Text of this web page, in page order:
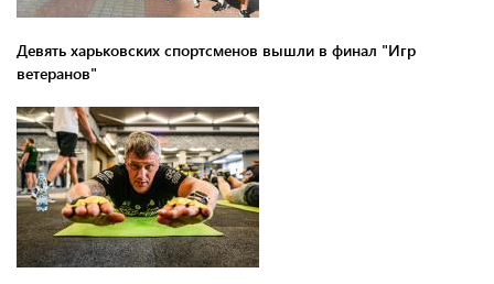
Девять харьковских спортсменов вышли в финал "Игр
ветеранов"